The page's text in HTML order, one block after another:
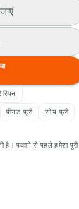
पीनट-फ्री सोय-फ्री
है। पकाने से पहले हमेशा पूरी